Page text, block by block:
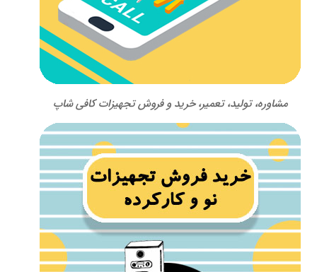
مشاوره، تولید، تعمیر، خرید و فروش تجهیزات کافی شاپ